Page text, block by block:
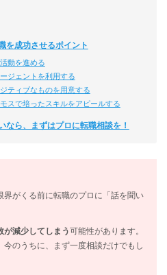
を成功させるポイント
動を進める
ジェントを利用する
ティブなものを用意する
スで培ったスキルをアピールする
なら、まずはプロに転職相談を！
がくる前に転職のプロに「話を聞い
が減少してしまう可能性があります。
のうちに、まず一度相談だけでもし